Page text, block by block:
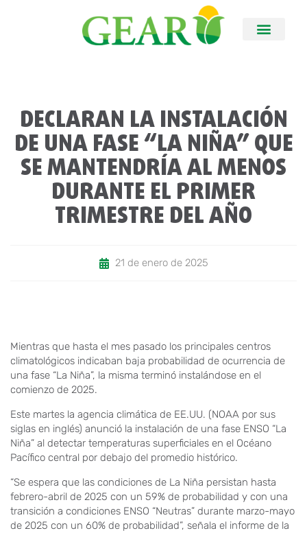
DECLARAN LA INSTALACIÓN
DE UNA FASE “LA NIÑA” QUE
SE MANTENDRÍA AL MENOS
DURANTE EL PRIMER
TRIMESTRE DEL AÑO
21 de enero de 2025
Mientras que hasta el mes pasado los principales centros
climatológicos indicaban baja probabilidad de ocurrencia de
una fase “La Niña”, la misma terminó instalándose en el
comienzo de 2025.
Este martes la agencia climática de EE.UU. (NOAA por sus
siglas en inglés) anunció la instalación de una fase ENSO “La
Niña” al detectar temperaturas superficiales en el Océano
Pacífico central por debajo del promedio histórico.
“Se espera que las condiciones de La Niña persistan hasta
febrero-abril de 2025 con un 59% de probabilidad y con una
transición a condiciones ENSO “Neutras” durante marzo-mayo
de 2025 con un 60% de probabilidad”, señala el informe de la